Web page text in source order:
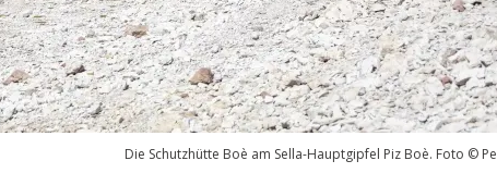
Die Schutzhütte Boè am Sella-Hauptgipfel Piz Boè. Foto ©